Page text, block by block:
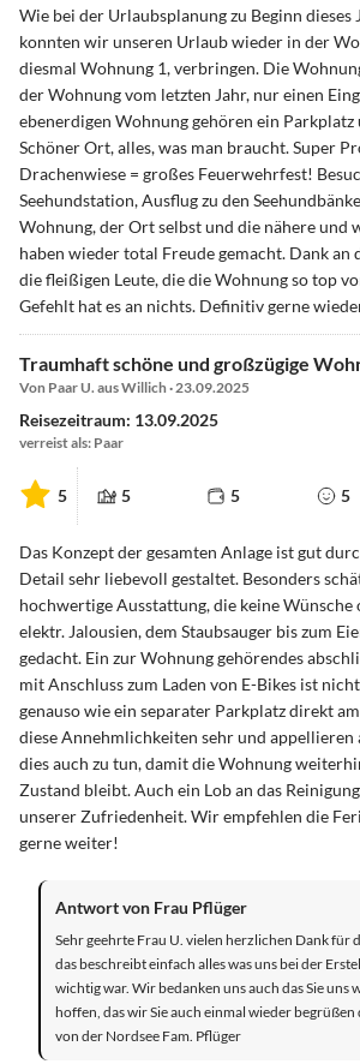
Wie bei der Urlaubsplanung zu Beginn dieses
konnten wir unseren Urlaub wieder in der
diesmal Wohnung 1, verbringen. Die
der Wohnung vom letzten Jahr, nur einen
ebenerdigen Wohnung gehören ein Parkplatz
Schöner Ort, alles, was man braucht. Super
Drachenwiese = großes Feuerwehrfest!
Seehundstation, Ausflug zu den
Wohnung, der Ort selbst und die nähere und
haben wieder total Freude gemacht. Dank an
die fleißigen Leute, die die Wohnung so top
Gefehlt hat es an nichts. Definitiv gerne
Traumhaft schöne und großzügige
Von Paar U. aus Willich · 23.09.2025
Reisezeitraum: 13.09.2025
verreist als: Paar
5 5 5 5
Das Konzept der gesamten Anlage ist gut
Detail sehr liebevoll gestaltet. Besonders
hochwertige Ausstattung, die keine Wünsche
elektr. Jalousien, dem Staubsauger bis zum
gedacht. Ein zur Wohnung gehörendes
mit Anschluss zum Laden von E-Bikes ist
genauso wie ein separater Parkplatz direkt
diese Annehmlichkeiten sehr und appellieren
dies auch zu tun, damit die Wohnung
Zustand bleibt. Auch ein Lob an das
unserer Zufriedenheit. Wir empfehlen die
gerne weiter!
Antwort von Frau Pflüger
Sehr geehrte Frau U. vielen herzlichen Dank für
das beschreibt einfach alles was uns bei der
wichtig war. Wir bedanken uns auch das Sie uns
hoffen, das wir Sie auch einmal wieder
von der Nordsee Fam. Pflüger